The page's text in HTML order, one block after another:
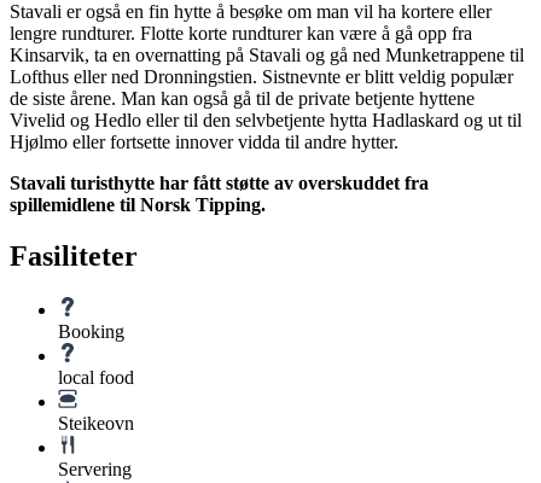
Stavali er også en fin hytte å besøke om man vil ha kortere eller
lengre rundturer. Flotte korte rundturer kan være å gå opp fra
Kinsarvik, ta en overnatting på Stavali og gå ned Munketrappene til
Lofthus eller ned Dronningstien. Sistnevnte er blitt veldig populær
de siste årene. Man kan også gå til de private betjente hyttene
Vivelid og Hedlo eller til den selvbetjente hytta Hadlaskard og ut til
Hjølmo eller fortsette innover vidda til andre hytter.
Stavali turisthytte har fått støtte av overskuddet fra
spillemidlene til Norsk Tipping.
Fasiliteter
Booking
local food
Steikeovn
Servering